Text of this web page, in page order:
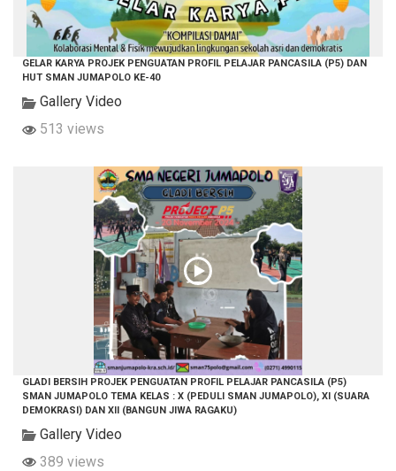
GELAR KARYA PROJEK PENGUATAN PROFIL PELAJAR PANCASILA (P5) DAN
HUT SMAN JUMAPOLO KE-40
Gallery Video
513 views
GLADI BERSIH PROJEK PENGUATAN PROFIL PELAJAR PANCASILA (P5)
SMAN JUMAPOLO TEMA KELAS : X (PEDULI SMAN JUMAPOLO), XI (SUARA
DEMOKRASI) DAN XII (BANGUN JIWA RAGAKU)
Gallery Video
389 views